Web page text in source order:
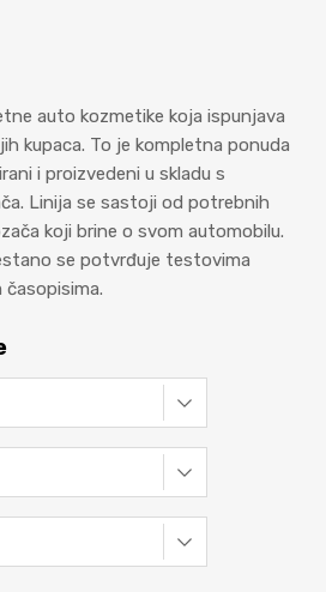
auto kozmetike koja ispunjava
kupaca. To je kompletna ponuda
i proizvedeni u skladu s
Linija se sastoji od potrebnih
koji brine o svom automobilu.
se potvrđuje testovima